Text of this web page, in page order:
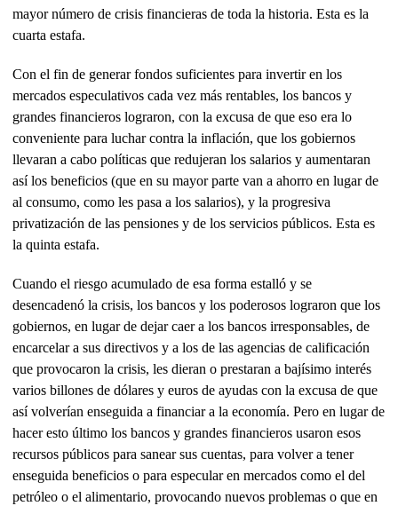
mayor número de crisis financieras de toda la historia. Esta es la
cuarta estafa.
Con el fin de generar fondos suficientes para invertir en los
mercados especulativos cada vez más rentables, los bancos y
grandes financieros lograron, con la excusa de que eso era lo
conveniente para luchar contra la inflación, que los gobiernos
llevaran a cabo políticas que redujeran los salarios y aumentaran
así los beneficios (que en su mayor parte van a ahorro en lugar de
al consumo, como les pasa a los salarios), y la progresiva
privatización de las pensiones y de los servicios públicos. Esta es
la quinta estafa.
Cuando el riesgo acumulado de esa forma estalló y se
desencadenó la crisis, los bancos y los poderosos lograron que los
gobiernos, en lugar de dejar caer a los bancos irresponsables, de
encarcelar a sus directivos y a los de las agencias de calificación
que provocaron la crisis, les dieran o prestaran a bajísimo interés
varios billones de dólares y euros de ayudas con la excusa de que
así volverían enseguida a financiar a la economía. Pero en lugar de
hacer esto último los bancos y grandes financieros usaron esos
recursos públicos para sanear sus cuentas, para volver a tener
enseguida beneficios o para especular en mercados como el del
petróleo o el alimentario, provocando nuevos problemas o que en